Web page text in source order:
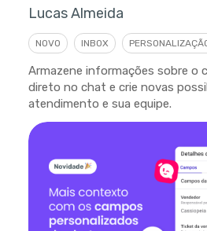
Lucas Almeida
NOVO INBOX
Armazene informações sobre o
direto no chat e crie novas
atendimento e sua equipe.